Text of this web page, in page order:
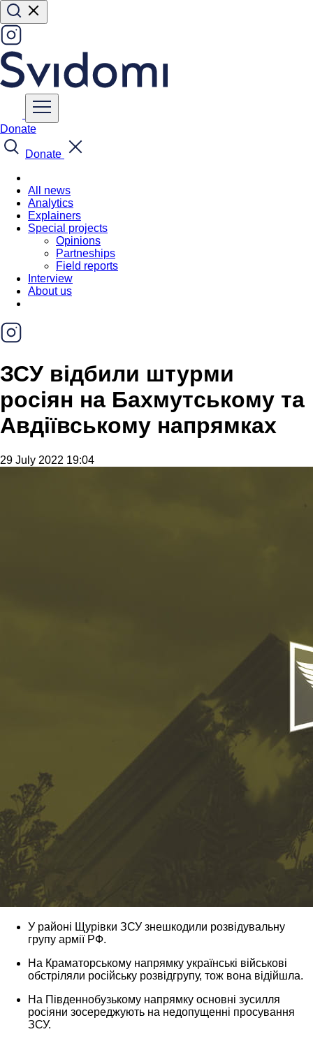
Donate
Donate
All news
Analytics
Explainers
Special projects
Opinions
Partneships
Field reports
Interview
About us
ЗСУ відбили штурми
росіян на Бахмутському та
Авдіївському напрямках
29 July 2022 19:04
У районі Щурівки ЗСУ знешкодили розвідувальну
групу армії РФ.
На Краматорському напрямку українські військові
обстріляли російську розвідгрупу, тож вона відійшла.
На Південнобузькому напрямку основні зусилля
росіяни зосереджують на недопущенні просування
ЗСУ.